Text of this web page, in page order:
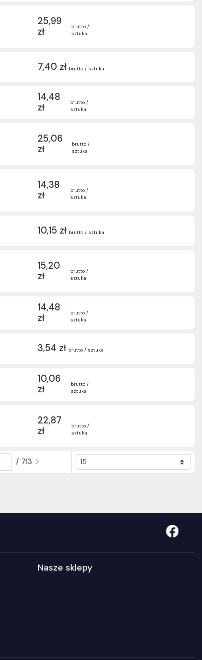
25,99
zł
brutto /
sztuka
7,40 zł brutto / sztuka
14,48
zł
brutto /
sztuka
25,06
zł
brutto /
sztuka
14,38
zł
brutto /
sztuka
10,15 zł brutto / sztuka
15,20
zł
brutto /
sztuka
14,48
zł
brutto /
sztuka
3,54 zł brutto / sztuka
10,06
zł
brutto /
sztuka
22,87
zł
brutto /
sztuka
/ 713
Nasze sklepy